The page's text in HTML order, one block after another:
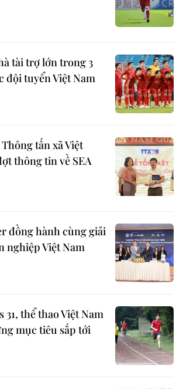
tài trợ lớn trong 3
đội tuyển Việt Nam
tấn xã Việt
thông tin về SEA
đồng hành cùng giải
nghiệp Việt Nam
31, thể thao Việt Nam
mục tiêu sắp tới